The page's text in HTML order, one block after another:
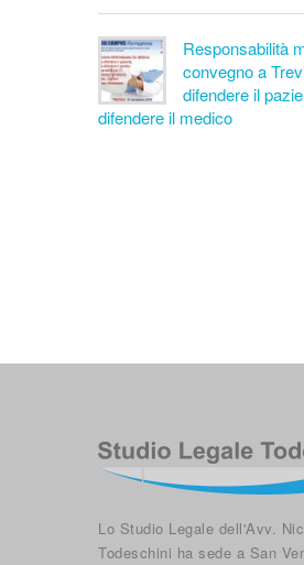
Responsabilità
convegno a
difendere il
difendere il medico
Lo Studio Legale dell'Avv.
Todeschini ha sede a San